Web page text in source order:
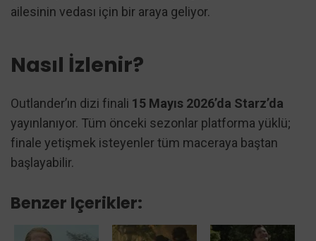
ailesinin vedası için bir araya geliyor.
Nasıl İzlenir?
Outlander’ın dizi finali 15 Mayıs 2026’da Starz’da
yayınlanıyor. Tüm önceki sezonlar platforma yüklü;
finale yetişmek isteyenler tüm maceraya baştan
başlayabilir.
Benzer Içerikler: